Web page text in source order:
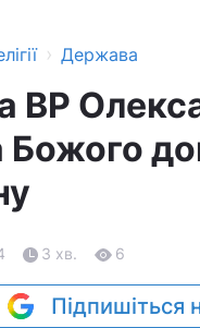
› Держава
ВР
Божого
3 хв. 6
Підпишіться